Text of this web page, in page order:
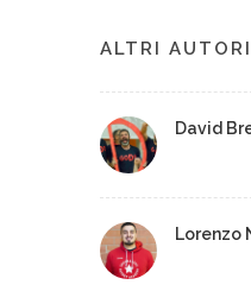
ALTRI AUTORI
David
Lorenzo